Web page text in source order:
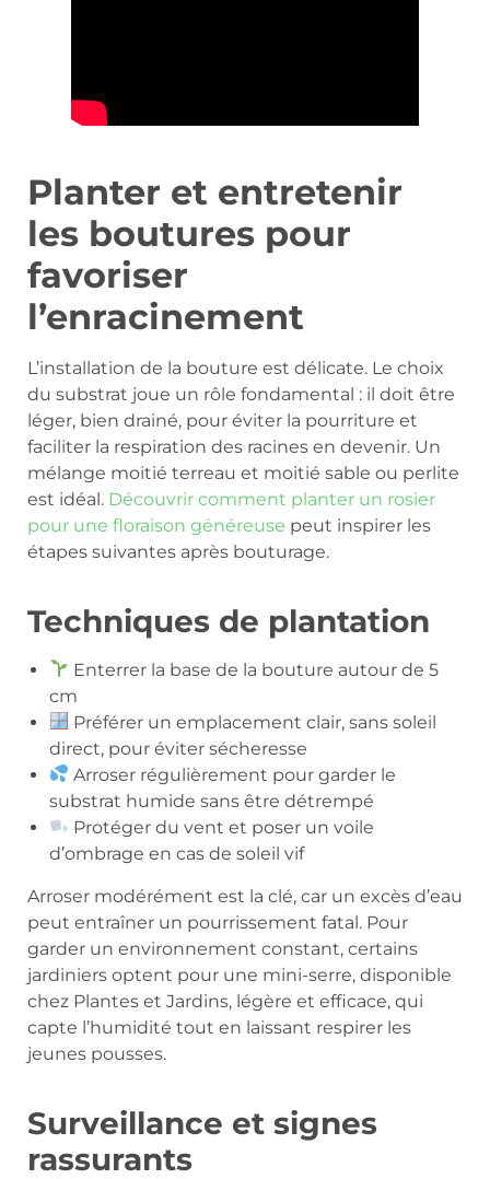
Planter et entretenir
les boutures pour
favoriser
l’enracinement
L’installation de la bouture est délicate. Le choix
du substrat joue un rôle fondamental : il doit être
léger, bien drainé, pour éviter la pourriture et
faciliter la respiration des racines en devenir. Un
mélange moitié terreau et moitié sable ou perlite
est idéal. Découvrir comment planter un rosier
pour une floraison généreuse peut inspirer les
étapes suivantes après bouturage.
Techniques de plantation
Enterrer la base de la bouture autour de 5
cm
Préférer un emplacement clair, sans soleil
direct, pour éviter sécheresse
Arroser régulièrement pour garder le
substrat humide sans être détrempé
Protéger du vent et poser un voile
d’ombrage en cas de soleil vif
Arroser modérément est la clé, car un excès d’eau
peut entraîner un pourrissement fatal. Pour
garder un environnement constant, certains
jardiniers optent pour une mini-serre, disponible
chez Plantes et Jardins, légère et efficace, qui
capte l’humidité tout en laissant respirer les
jeunes pousses.
Surveillance et signes
rassurants